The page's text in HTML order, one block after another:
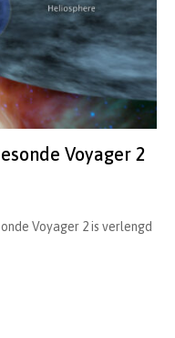
Voyager 2
Voyager 2 is verlengd